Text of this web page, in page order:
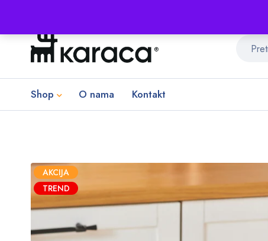
Shop O nama Kontakt
AKCIJA
TREND